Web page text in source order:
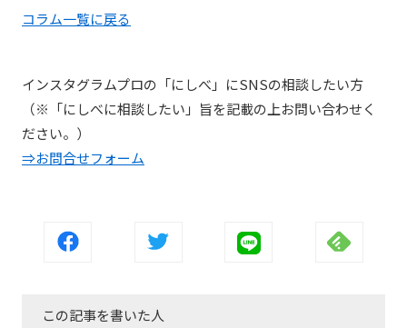
コラム一覧に戻る
インスタグラムプロの「にしべ」にSNSの相談したい方
（※「にしべに相談したい」旨を記載の上お問い合わせく
ださい。）
⇒お問合せフォーム
この記事を書いた人